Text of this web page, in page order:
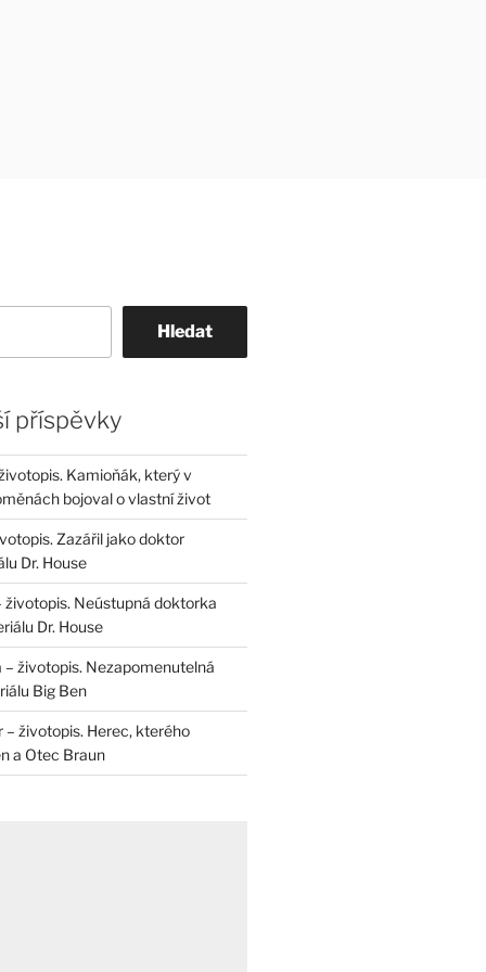
Hledat
příspěvky
Kamioňák, který v
bojoval o vlastní život
Zazářil jako doktor
Dr. House
životopis. Neústupná doktorka
Dr. House
– životopis. Nezapomenutelná
Big Ben
– životopis. Herec, kterého
a Otec Braun